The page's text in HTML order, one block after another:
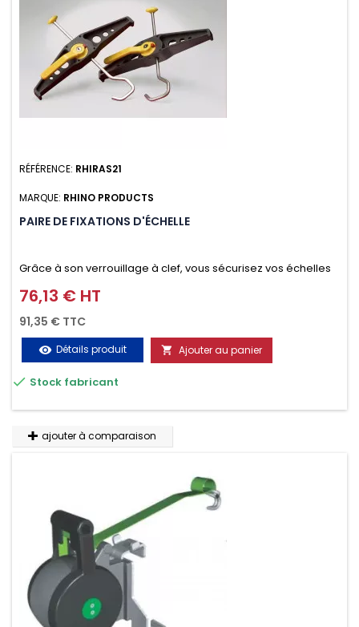
RÉFÉRENCE: RHIRAS21
MARQUE: RHINO PRODUCTS
PAIRE DE FIXATIONS D'ÉCHELLE
Grâce à son verrouillage à clef, vous sécurisez vos échelles
d'un seul geste aussi bien contre le vol que pendant le
transport. Référence vendue par paire.
Prix
76,13 € HT
91,35 € TTC
visibility Détails produit  Ajouter au panier
 Stock fabricant
ajouter à comparaison